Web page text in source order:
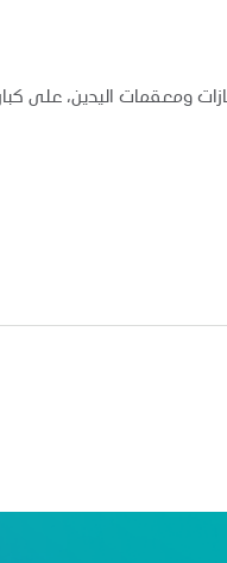
والقفازات ومعقمات اليدين، على